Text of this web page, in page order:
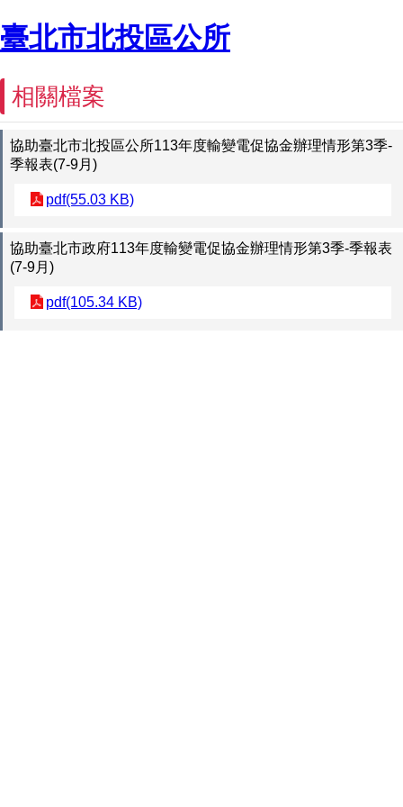
臺北市北投區公所
相關檔案
協助臺北市北投區公所113年度輸變電促協金辦理情形第3季-
季報表(7-9月)
pdf(55.03 KB)
協助臺北市政府113年度輸變電促協金辦理情形第3季-季報表
(7-9月)
pdf(105.34 KB)